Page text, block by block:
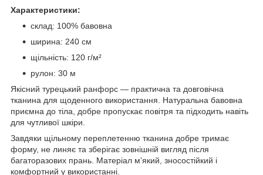
Характеристики:
склад: 100% бавовна
ширина: 240 см
щільність: 120 г/м²
рулон: 30 м
Якісний турецький ранфорс — практична та довговічна
тканина для щоденного використання. Натуральна бавовна
приємна до тіла, добре пропускає повітря та підходить навіть
для чутливої шкіри.
Завдяки щільному переплетенню тканина добре тримає
форму, не линяє та зберігає зовнішній вигляд після
багаторазових прань. Матеріал м’який, зносостійкий і
комфортний у використанні.